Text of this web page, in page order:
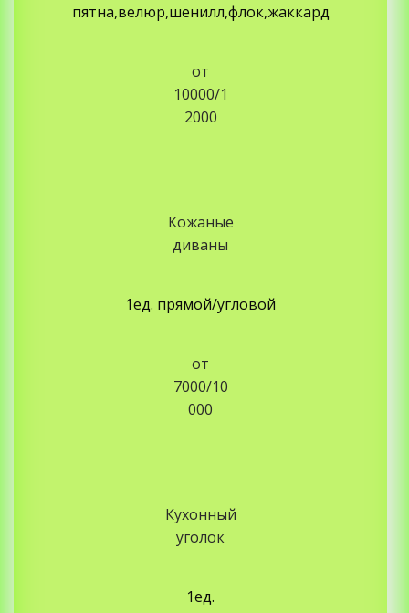
пятна,велюр,шенилл,флок,жаккард
от
10000/1
2000
Кожаные
диваны
1ед. прямой/угловой
от
7000/10
000
Кухонный
уголок
1ед.